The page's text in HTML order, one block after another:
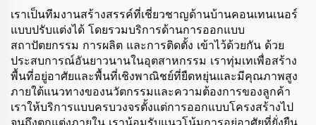
เราเป็นทีมงานสร้างสรรค์ที่เชี่ยวชาญด้านบ้านคอนเทนเนอร์
แบบปรับแต่งได้ โดยรวมบริการด้านการออกแบบ
สถาปัตยกรรม การผลิต และการติดตั้ง เข้าไว้ด้วยกัน ด้วย
ประสบการณ์อันยาวนานในอุตสาหกรรม เราทุ่มเทเพื่อสร้าง
พื้นที่อยู่อาศัยและพื้นที่เชิงพาณิชย์ที่ยืดหยุ่นและมีคุณภาพสูง
ภายใต้แนวทางของนวัตกรรมและความต้องการของลูกค้า
เราให้บริการแบบครบวงจรตั้งแต่การออกแบบโครงสร้างไป